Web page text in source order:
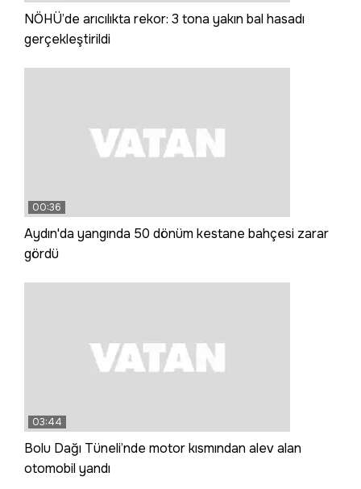
NÖHÜ’de arıcılıkta rekor: 3 tona yakın bal hasadı
gerçekleştirildi
00:36
Aydın'da yangında 50 dönüm kestane bahçesi zarar
gördü
03:44
Bolu Dağı Tüneli’nde motor kısmından alev alan
otomobil yandı